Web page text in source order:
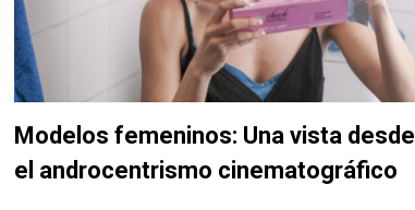
Modelos femeninos: Una vista desde
el androcentrismo cinematográfico